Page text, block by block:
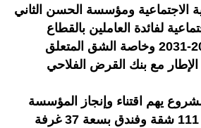
الاجتماعية ومؤسسة الحسن الثاني
لفائدة العاملين بالقطاع
العمومي للصحة 2022-2031 وخاصة الشق المتعلق
الإطار مع بنك القرض الفلاحي
يهم اقتناء وإنجاز المؤسسة
لمركب سياحي يضم 111 شقة وفندق بسعة 37 غرفة